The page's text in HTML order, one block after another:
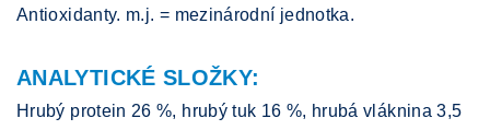
Antioxidanty. m.j. = mezinárodní jednotka.
ANALYTICKÉ SLOŽKY:
Hrubý protein 26 %, hrubý tuk 16 %, hrubá vláknina 3,5